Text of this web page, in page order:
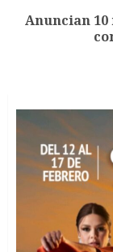
Siguiente
Anuncian 10